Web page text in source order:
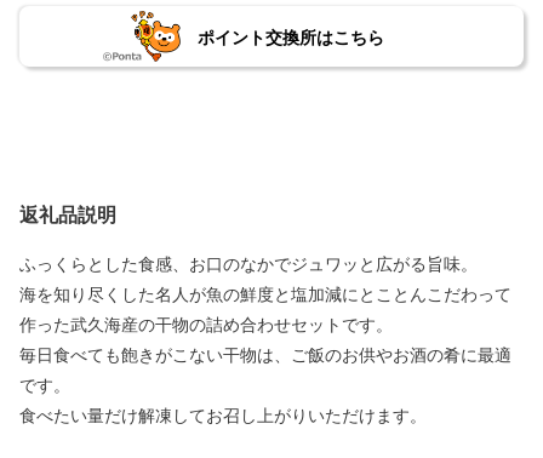
ポイント交換所はこちら
返礼品説明
ふっくらとした食感、お口のなかでジュワッと広がる旨味。
海を知り尽くした名人が魚の鮮度と塩加減にとことんこだわって
作った武久海産の干物の詰め合わせセットです。
毎日食べても飽きがこない干物は、ご飯のお供やお酒の肴に最適
です。
食べたい量だけ解凍してお召し上がりいただけます。